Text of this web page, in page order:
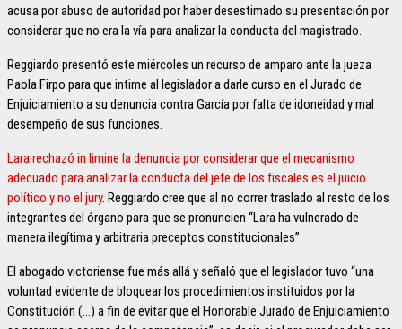
acusa por abuso de autoridad por haber desestimado su presentación por
considerar que no era la vía para analizar la conducta del magistrado.
Reggiardo presentó este miércoles un recurso de amparo ante la jueza
Paola Firpo para que intime al legislador a darle curso en el Jurado de
Enjuiciamiento a su denuncia contra García por falta de idoneidad y mal
desempeño de sus funciones.
Lara rechazó in limine la denuncia por considerar que el mecanismo
adecuado para analizar la conducta del jefe de los fiscales es el juicio
político y no el jury. Reggiardo cree que al no correr traslado al resto de los
integrantes del órgano para que se pronuncien “Lara ha vulnerado de
manera ilegítima y arbitraria preceptos constitucionales”.
El abogado victoriense fue más allá y señaló que el legislador tuvo “una
voluntad evidente de bloquear los procedimientos instituidos por la
Constitución (…) a fin de evitar que el Honorable Jurado de Enjuiciamiento